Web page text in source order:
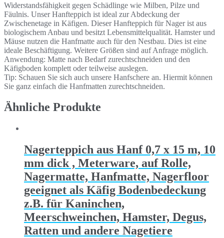
Widerstandsfähigkeit gegen Schädlinge wie Milben, Pilze und
Fäulnis. Unser Hanfteppich ist ideal zur Abdeckung der
Zwischenetage in Käfigen. Dieser Hanfteppich für Nager ist aus
biologischem Anbau und besitzt Lebensmittelqualität. Hamster und
Mäuse nutzen die Hanfmatte auch für den Nestbau. Dies ist eine
ideale Beschäftigung. Weitere Größen sind auf Anfrage möglich.
Anwendung: Matte nach Bedarf zurechtschneiden und den
Käfigboden komplett oder teilweise auslegen.
Tip: Schauen Sie sich auch unsere Hanfschere an. Hiermit können
Sie ganz einfach die Hanfmatten zurechtschneiden.
Ähnliche Produkte
Nagerteppich aus Hanf 0,7 x 15 m, 10
mm dick , Meterware, auf Rolle,
Nagermatte, Hanfmatte, Nagerfloor
geeignet als Käfig Bodenbedeckung
z.B. für Kaninchen,
Meerschweinchen, Hamster, Degus,
Ratten und andere Nagetiere